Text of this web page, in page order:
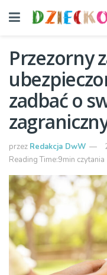
Przezorny
zadbać o
przez Redakcja DwW
Reading Time:9min czytania